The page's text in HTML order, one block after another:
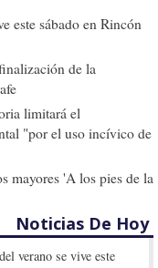
este sábado en Rincón
de la
limitará el
"por el uso incívico de
mayores 'A los pies de la
Noticias De Hoy
verano se vive este